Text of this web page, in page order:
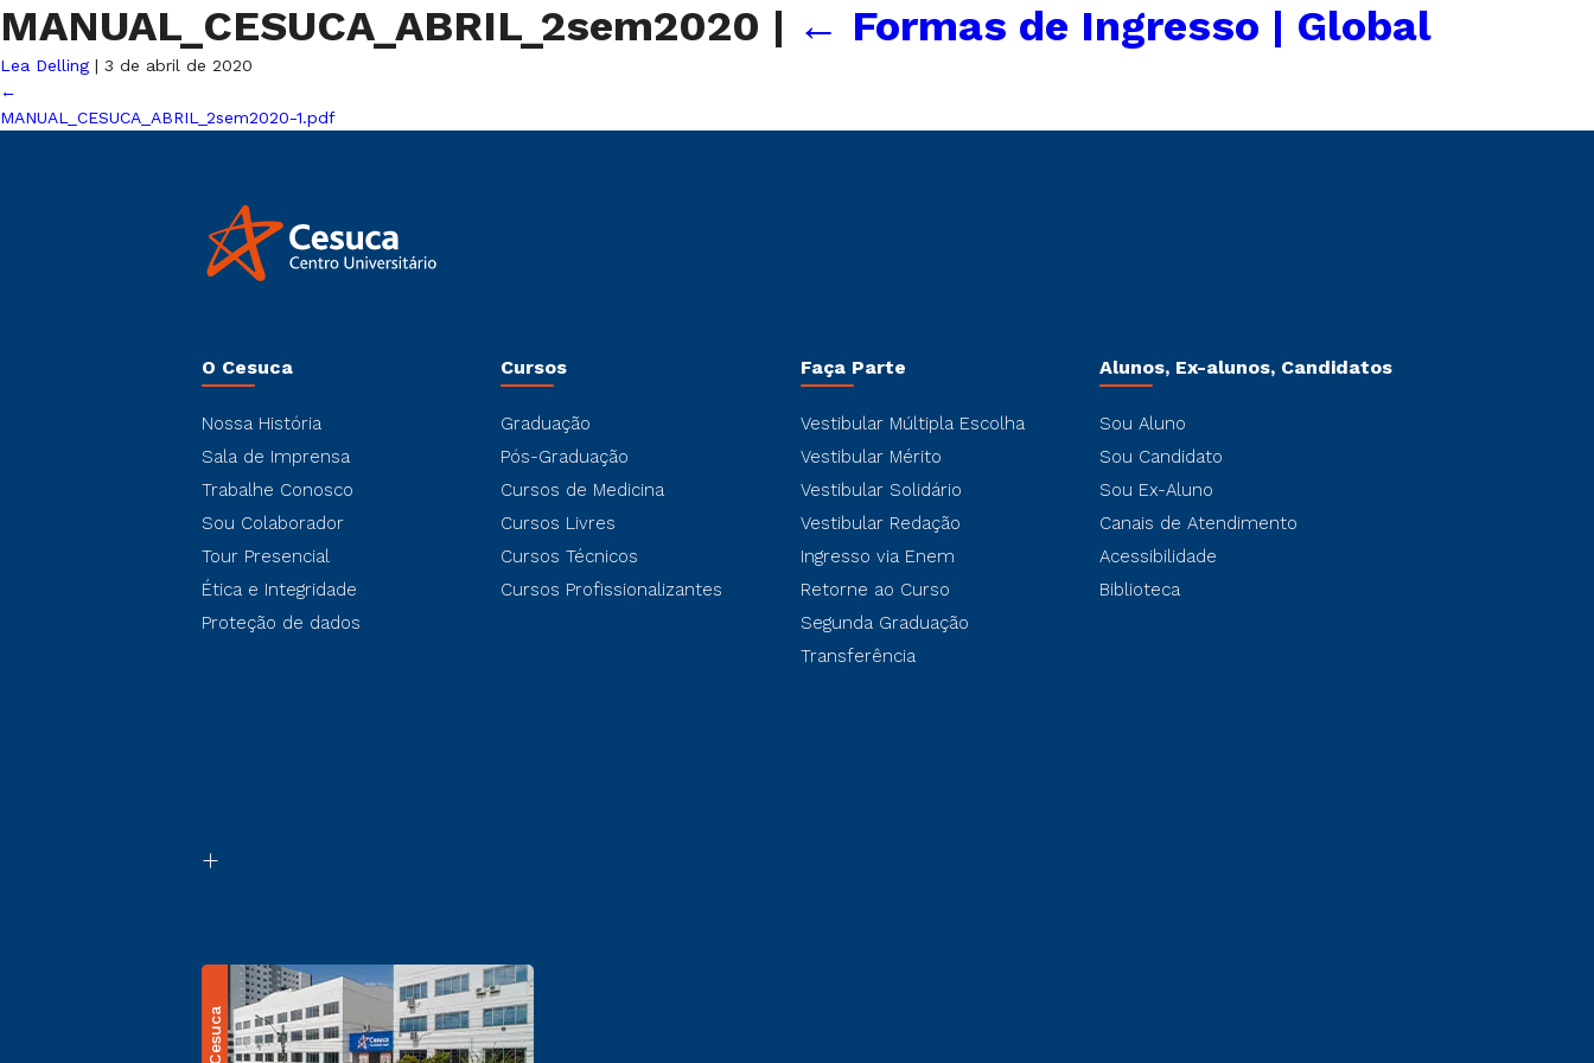
MANUAL_CESUCA_ABRIL_2sem2020 | ← Formas de Ingresso | Global
Lea Delling | 3 de abril de 2020
←
MANUAL_CESUCA_ABRIL_2sem2020-1.pdf
O Cesuca
Nossa História
Sala de Imprensa
Trabalhe Conosco
Sou Colaborador
Tour Presencial
Ética e Integridade
Proteção de dados
Cursos
Graduação
Pós-Graduação
Cursos de Medicina
Cursos Livres
Cursos Técnicos
Cursos Profissionalizantes
Faça Parte
Vestibular Múltipla Escolha
Vestibular Mérito
Vestibular Solidário
Vestibular Redação
Ingresso via Enem
Retorne ao Curso
Segunda Graduação
Transferência
Alunos, Ex-alunos, Candidatos
Sou Aluno
Sou Candidato
Sou Ex-Aluno
Canais de Atendimento
Acessibilidade
Biblioteca
Cesuca